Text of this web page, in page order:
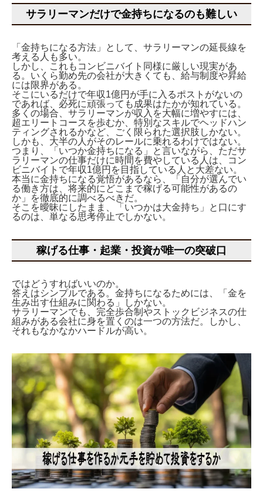
サラリーマンだけで金持ちになるのも難しい
「金持ちになる方法」として、サラリーマンの延長線を
考える人も多い。
しかし、これもコンビニバイト同様に厳しい現実があ
る。いくら勤め先の会社が大きくても、給与制度や昇給
には限界がある。
そこにいるだけで年収1億円が手に入るポストがないの
であれば、必死に頑張っても成果はたかが知れている。
多くの場合、サラリーマンが収入を大幅に増やすには、
超エリートコースを歩むか、特別なスキルでヘッドハン
ティングされるかなど、ごく限られた選択肢しかない。
しかも、大半の人がそのレールに乗れるわけではない。
つまり、「いつか金持ちになる」と言いながら、ただサ
ラリーマンの仕事だけに時間を費やしている人は、コン
ビニバイトで年収1億円を目指している人と大差ない。
本当に金持ちになる覚悟があるなら、「自分が選んでい
る働き方は、将来的にどこまで稼げる可能性があるの
か」を徹底的に調べるべきだ。
そこを曖昧にしたまま、「いつかは大金持ち」と口にす
るのは、単なる思考停止でしかない。
稼げる仕事・起業・投資が唯一の突破口
ではどうすればいいのか。
答えはシンプルである。金持ちになるためには、「金を
生み出す仕組みに関わる」しかない。
サラリーマンでも、完全歩合制やストックビジネスの仕
組みがある会社に身を置くのは一つの方法だ。しかし、
それもなかなかハードルが高い。